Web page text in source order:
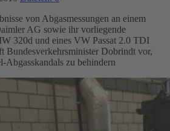
von Abgasmessungen an einem
AG sowie ihr vorliegende
320d und eines VW Passat 2.0 TDI
Dobrindt vor,
Abgasskandals zu behindern